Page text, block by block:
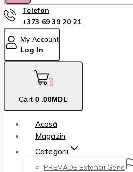
Telefon
+373 69 39 20 21
My Account
Log In
0
Cart 0 .00MDL
Acasă
Magazin
Categorii
PREMADE Extensii Gene